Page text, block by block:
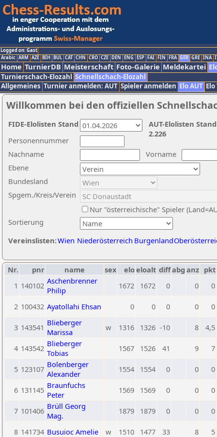
Logged on: Gast
Arabic ARM AZE BIH BUL CAT CHN CRO CZE DEN ENG ESP FAI FIN FRA GER GRE INA
Home TurnierDB Meisterschaft Foto-Galerie Meldekartei
Turnierschach-Elozahl Schnellschach-Elozahl
Allgemeines Turnier anmelden: AUT Spieler anmelden Elo AUT
Willkommen bei den offiziellen
Nachname
Vorname
Ebene
Sortierung
Personennummer
Bundesland
Spgem./Kreis/Verein
Nur "österreichische" Spieler
Vereinslisten:Wien Niederösterreich Burgenland
AUT-Elolisten
2.226
FIDE-Elolisten Stand
Nr. pnr name sex eloeloalt diffabg anz pkt
1 140102 Aschenbrenner
Philip
1672 1672 0 0 0
2 100432 Ayatollahi Ehsan 0 0 0 0 0
3 143541 Blieberger
Marissa
w 1316 1326 -10 8 4,5
4 143542 Blieberger
Tobias
1567 1526 41 9 7
5 123107 Bolenberger
Alexander
1554 1554 0 0 0
6 131145 Braunfuchs
Peter
1569 1569 0 0 0
7 101406 Brüll Georg
Mag.
1879 1879 0 0 0
8 141734 Busuioc Amelie w 1510 1477 33 8 5